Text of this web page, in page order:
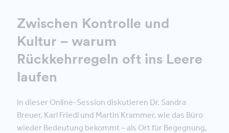
Zwischen Kontrolle und
Kultur – warum
Rückkehrregeln oft ins Leere
laufen
In dieser Online-Session diskutieren Dr. Sandra
Breuer, Karl Friedl und Martin Krammer, wie das Büro
wieder Bedeutung bekommt – als Ort für Begegnung,